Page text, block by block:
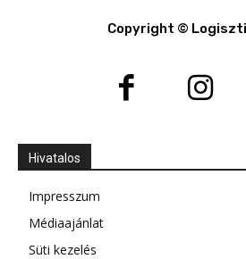
Copyright ©
Hivatalos
Impresszum
Médiaajánlat
Süti kezelés